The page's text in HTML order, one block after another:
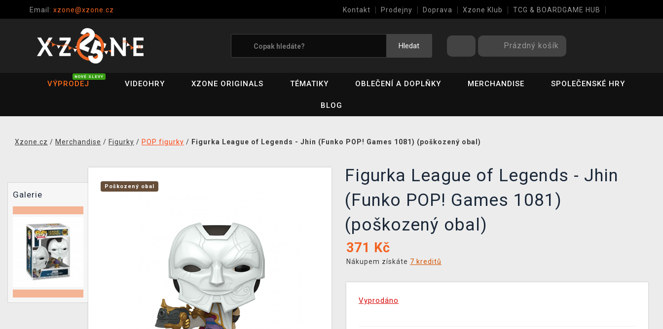
Email: xzone@xzone.cz Kontakt Prodejny Doprava Xzone Klub TCG & BOARDGAME HUB
Hledat Prázdný košík
VÝPRODEJ
NOVÉ SLEVY
VIDEOHRY XZONE ORIGINALS TÉMATIKY OBLEČENÍ A DOPLŇKY MERCHANDISE SPOLEČENSKÉ HRY
BLOG
Xzone.cz / Merchandise / Figurky / POP figurky / Figurka League of Legends - Jhin (Funko POP! Games 1081) (poškozený obal)
Galerie
Poškozený obal
Figurka League of Legends - Jhin
(Funko POP! Games 1081)
(poškozený obal)
371 Kč
Nákupem získáte 7 kreditů
Vyprodáno